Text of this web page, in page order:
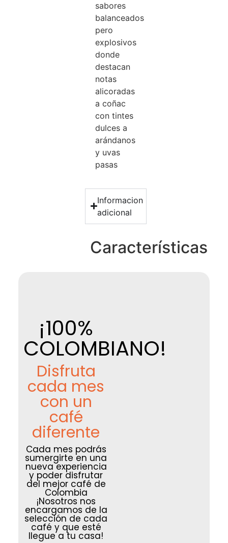
sabores
balanceados
pero
explosivos
donde
destacan
notas
alicoradas
a coñac
con tintes
dulces a
arándanos
y uvas
pasas
Informacion
adicional
Características
¡100%
COLOMBIANO!
Disfruta
cada mes
con un
café
diferente
Cada mes podrás
sumergirte en una
nueva experiencia
y poder disfrutar
del mejor café de
Colombia
¡Nosotros nos
encargamos de la
selección de cada
café y que esté
llegue a tu casa!